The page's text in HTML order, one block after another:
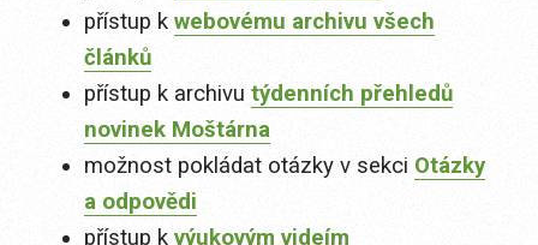
přístup k webovému archivu všech
článků
přístup k archivu týdenních přehledů
novinek Moštárna
možnost pokládat otázky v sekci Otázky
a odpovědi
přístup k výukovým videím